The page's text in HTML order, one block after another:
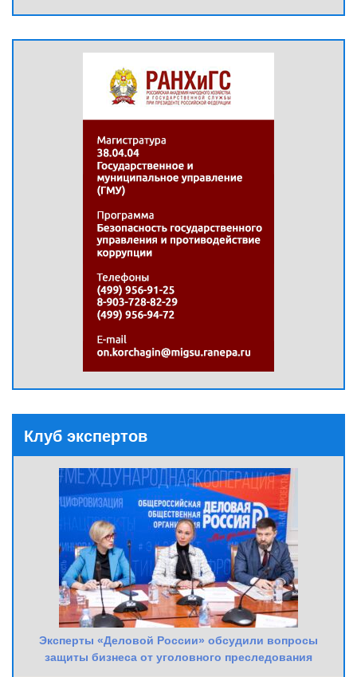
Клуб экспертов
Эксперты «Деловой России» обсудили вопросы
защиты бизнеса от уголовного преследования